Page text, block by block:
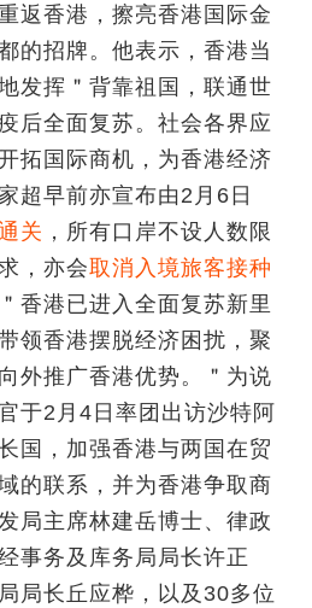
返香港，擦亮香港国际金
的招牌。他表示，香港当
发挥 ＂ 背靠祖国，联通世
后全面复苏。社会各界应
拓国际商机，为香港经济
超早前亦宣布由2月6日
关 ，所有口岸不设人数限
，亦会取消入境旅客接种
＂ 香港已进入全面复苏新里
领香港摆脱经济困扰，聚
外推广香港优势。
＂为说
于2月4日率团出访沙特阿
国，加强香港与两国在贸
的联系，并为香港争取商
局主席林建岳博士、律政
事务及库务局局长许正
局长丘应桦，以及30多位